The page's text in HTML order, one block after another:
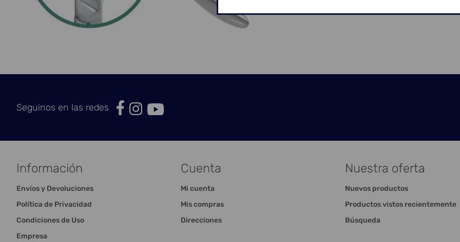
Seguinos en las redes
Información
Envíos y Devoluciones
Política de Privacidad
Condiciones de Uso
Empresa
Cuenta
Mi cuenta
Mis compras
Direcciones
Nuestra oferta
Nuevos productos
Productos vistos recientemente
Búsqueda